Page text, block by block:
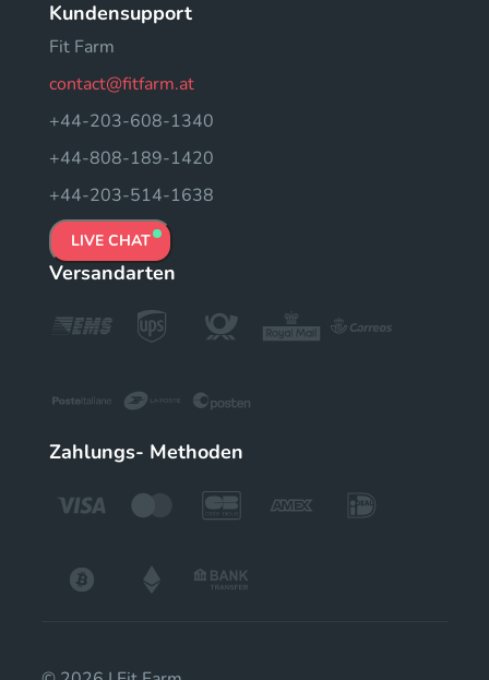
Kundensupport
Fit Farm
contact@fitfarm.at
+44-203-608-1340
+44-808-189-1420
+44-203-514-1638
LIVE CHAT
Versandarten
Zahlungs- Methoden